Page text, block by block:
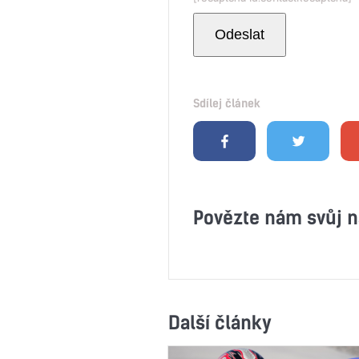
Sdílej článek
Povězte nám svůj
Další články